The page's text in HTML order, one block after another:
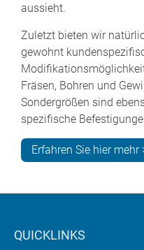
aussieht.
Zuletzt bieten wir
gewohnt
Fräsen, Bohren und
Sondergrößen sind
spezifische
Erfahren Sie hier mehr
QUICKLINKS